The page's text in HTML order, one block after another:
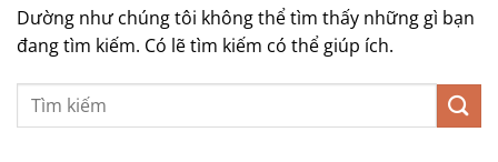
Dường như chúng tôi không thể tìm thấy những gì bạn
đang tìm kiếm. Có lẽ tìm kiếm có thể giúp ích.